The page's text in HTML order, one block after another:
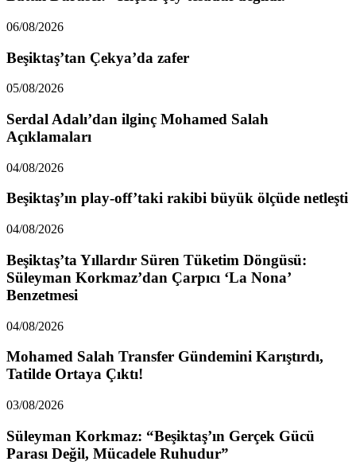
06/08/2026
Beşiktaş’tan Çekya’da zafer
05/08/2026
Serdal Adalı’dan ilginç Mohamed Salah
Açıklamaları
04/08/2026
Beşiktaş’ın play-off’taki rakibi büyük ölçüde netleşti
04/08/2026
Beşiktaş’ta Yıllardır Süren Tüketim Döngüsü:
Süleyman Korkmaz’dan Çarpıcı ‘La Nona’
Benzetmesi
04/08/2026
Mohamed Salah Transfer Gündemini Karıştırdı,
Tatilde Ortaya Çıktı!
03/08/2026
Süleyman Korkmaz: “Beşiktaş’ın Gerçek Gücü
Parası Değil, Mücadele Ruhudur”